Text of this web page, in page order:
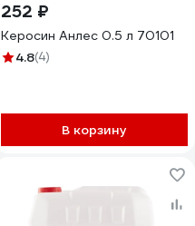
252 ₽
Керосин Анлес 0.5 л 70101
4.8(4)
В корзину